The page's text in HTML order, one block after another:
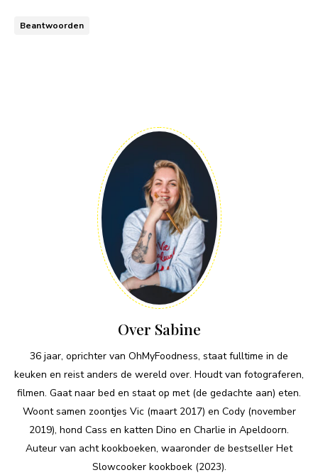
Beantwoorden
Over Sabine
36 jaar, oprichter van OhMyFoodness, staat fulltime in de
keuken en reist anders de wereld over. Houdt van fotograferen,
filmen. Gaat naar bed en staat op met (de gedachte aan) eten.
Woont samen zoontjes Vic (maart 2017) en Cody (november
2019), hond Cass en katten Dino en Charlie in Apeldoorn.
Auteur van acht kookboeken, waaronder de bestseller Het
Slowcooker kookboek (2023).